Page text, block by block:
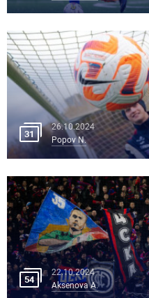
31
26.10.2024
Popov N.
54
22.10.2024
Aksenova A.